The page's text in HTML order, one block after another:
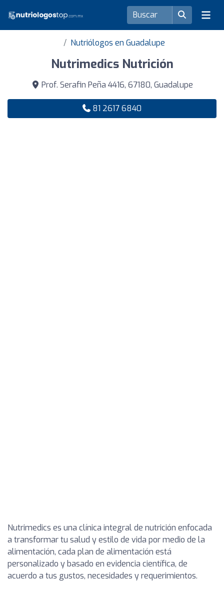
Nutriólogos en Guadalupe
Nutrimedics Nutrición
Prof. Serafin Peña 4416, 67180, Guadalupe
81 2617 6840
Nutrimedics es una clínica integral de nutrición enfocada
a transformar tu salud y estilo de vida por medio de la
alimentación, cada plan de alimentación está
personalizado y basado en evidencia científica, de
acuerdo a tus gustos, necesidades y requerimientos.